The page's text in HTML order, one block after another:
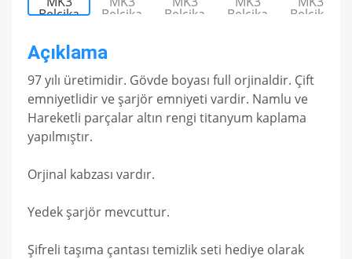
Açıklama
97 yılı üretimidir. Gövde boyası full orjinaldir. Çift
emniyetlidir ve şarjör emniyeti vardir. Namlu ve
Hareketli parçalar altın rengi titanyum kaplama
yapılmıştır.
Orjinal kabzası vardır.
Yedek şarjör mevcuttur.
Şifreli taşıma çantası temizlik seti hediye olarak